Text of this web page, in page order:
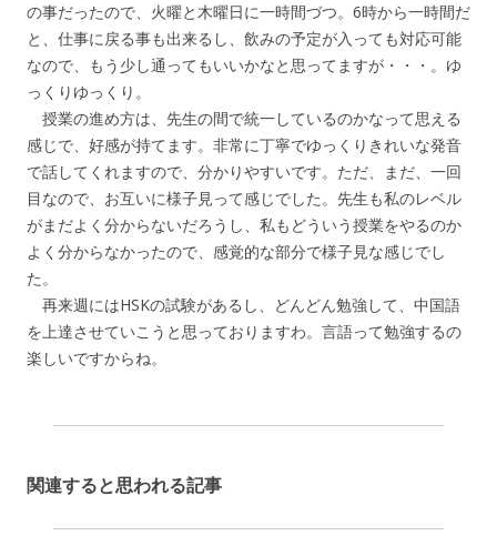
の事だったので、火曜と木曜日に一時間づつ。6時から一時間だ
と、仕事に戻る事も出来るし、飲みの予定が入っても対応可能
なので、もう少し通ってもいいかなと思ってますが・・・。ゆ
っくりゆっくり。
授業の進め方は、先生の間で統一しているのかなって思える
感じで、好感が持てます。非常に丁寧でゆっくりきれいな発音
で話してくれますので、分かりやすいです。ただ、まだ、一回
目なので、お互いに様子見って感じでした。先生も私のレベル
がまだよく分からないだろうし、私もどういう授業をやるのか
よく分からなかったので、感覚的な部分で様子見な感じでし
た。
再来週にはHSKの試験があるし、どんどん勉強して、中国語
を上達させていこうと思っておりますわ。言語って勉強するの
楽しいですからね。
関連すると思われる記事